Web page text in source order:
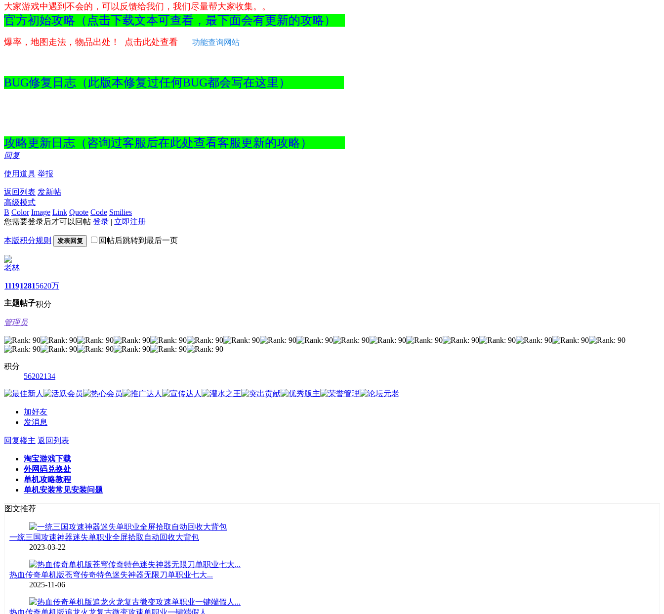
大家游戏中遇到不会的，可以反馈给我们，我们尽量帮大家收集。。
官方初始攻略（点击下载文本可查看，最下面会有更新的攻略）
爆率，地图走法，物品出处！ 点击此处查看 功能查询网站
BUG修复日志（此版本修复过任何BUG都会写在这里）
攻略更新日志（咨询过客服后在此处查看客服更新的攻略）
回复
使用道具 举报
返回列表 发新帖
高级模式
B Color Image Link Quote Code Smilies
您需要登录后才可以回帖 登录 | 立即注册
本版积分规则 发表回复 回帖后跳转到最后一页
老林
1119
主题
1281
帖子
5620万
积分
管理员
积分
56202134
加好友
发消息
回复楼主 返回列表
淘宝游戏下载
外网码兑换处
单机攻略教程
单机安装常见安装问题
图文推荐
一统三国攻速神器迷失单职业全屏拾取自动回收大背包
2023-03-22
热血传奇单机版苍穹传奇特色迷失神器无限刀单职业七大...
2025-11-06
热血传奇单机版追龙火龙复古微变攻速单职业一键端假人...